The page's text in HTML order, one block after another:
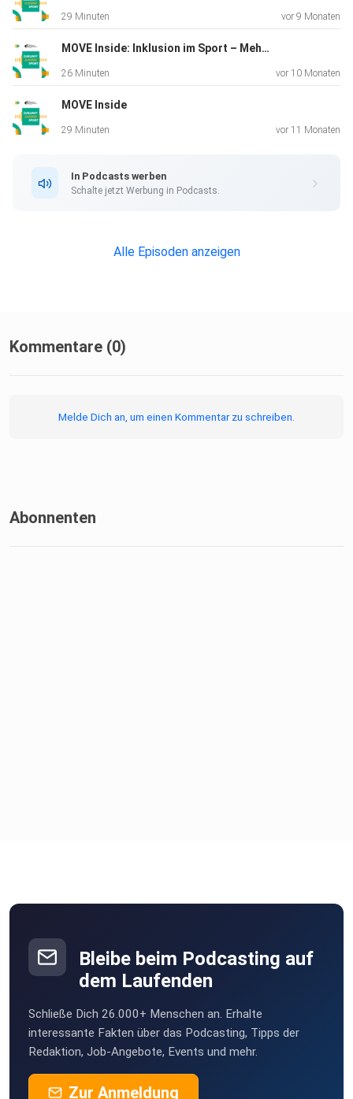
29 Minuten vor 9 Monaten
MOVE Inside: Inklusion im Sport – Mehr als Barrierefreiheit!
26 Minuten vor 10 Monaten
MOVE Inside
29 Minuten vor 11 Monaten
In Podcasts werben
Schalte jetzt Werbung in Podcasts.
Alle Episoden anzeigen
Kommentare (0)
Melde Dich an, um einen Kommentar zu schreiben.
Abonnenten
Bleibe beim Podcasting auf
dem Laufenden
Schließe Dich 26.000+ Menschen an. Erhalte
interessante Fakten über das Podcasting, Tipps der
Redaktion, Job-Angebote, Events und mehr.
Zur Anmeldung